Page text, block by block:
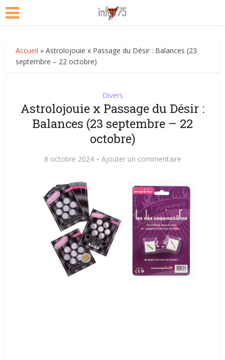
Accueil »Astrolojouie x Passage du Désir : Balances (23
septembre – 22 octobre)
Divers
Astrolojouie x Passage du Désir :
Balances (23 septembre – 22
octobre)
8 octobre 2024 Ajouter un commentaire